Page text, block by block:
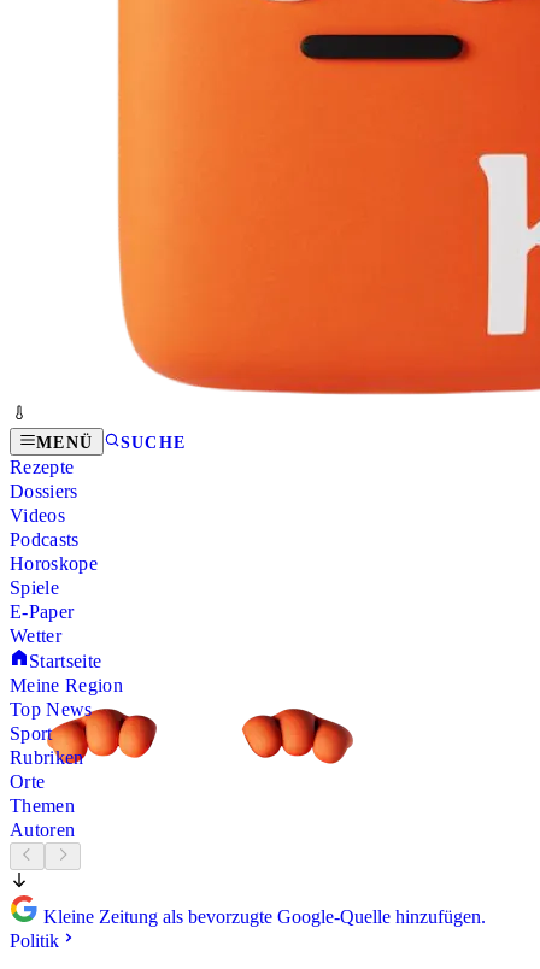
MENÜ SUCHE
Rezepte
Dossiers
Videos
Podcasts
Horoskope
Spiele
E-Paper
Wetter
Startseite
Meine Region
Top News
Sport
Rubriken
Orte
Themen
Autoren
Kleine Zeitung als bevorzugte Google-Quelle hinzufügen.
Politik